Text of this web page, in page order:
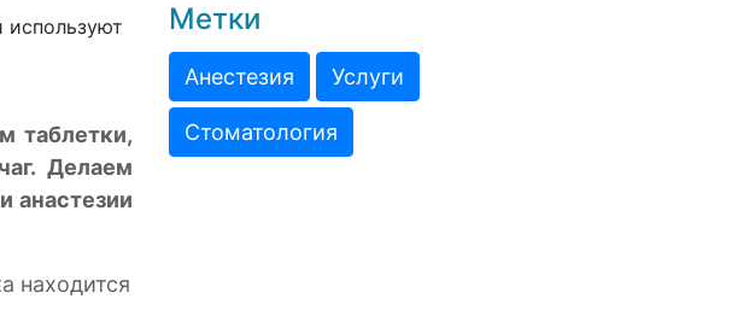
таблетки,
Делаем
анастезии
находится
Метки
Анестезия Услуги
Стоматология